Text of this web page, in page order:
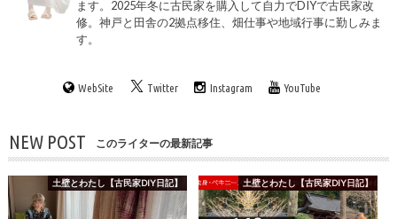
ます。2025年冬に古民家を購入して自力でDIYで古民家改
修。神戸と田舎の2拠点移住、畑仕事や地域行事に勤しみま
す。
WebSite Twitter Instagram YouTube
NEW POST このライターの最新記事
土壁とわたし【古民家DIY日記】 土壁とわたし【古民家DIY日記】